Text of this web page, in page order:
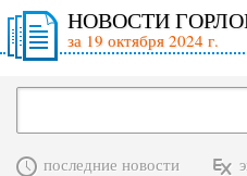
НОВОСТИ
за 19 октября 2024 г.
последние новости